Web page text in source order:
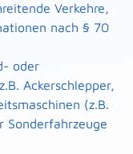
Verkehre,
nach § 70
oder
Ackerschlepper,
(z.B.
Sonderfahrzeuge